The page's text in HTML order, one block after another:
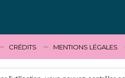
CRÉDITS MENTIONS LÉGALES